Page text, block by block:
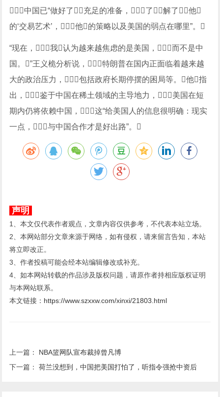
中国已“做好了充足的准备，了解了他
的‘交易艺术’，他的策略以及美国的弱点在哪里”。
“现在，我认为越来越焦虑的是美国，而不是中
国。”王义桅分析说，特朗普在国内正面临着越来越
大的政治压力，包括政府长期停摆的困局等。他指
出，鉴于中国在稀土领域的主导地力，美国在短
期内仍将依赖中国，这“给美国人的信息很明确：现实
一点，与中国合作才是好出路”。
声明
1、本文仅代表作者观点，文章内容仅供参考，不代表本站立场。
2、本网站部分文章来源于网络，如有侵权，请来留言告知，本站
将立即改正。
3、作者投稿可能会经本站编辑修改或补充。
4、如本网站转载的作品涉及版权问题，请原作者持相应版权证明
与本网站联系。
本文链接： https://www.szxxw.com/xinxi/21803.html
上一篇： NBA篮网队宣布裁掉曾凡博
下一篇：荷兰没想到，中国把美国打怕了，听指令强抢中资后